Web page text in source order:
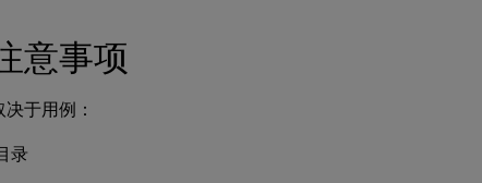
意事项
于用例：
录